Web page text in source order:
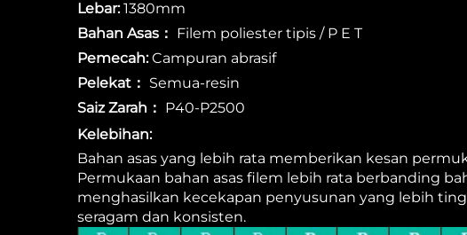
Lebar:1380mm
Bahan Asas： Filem poliester tipis / P E T
Pemecah:Campuran abrasif
Pelekat： Semua-resin
Saiz Zarah： P40-P2500
Kelebihan:
Bahan asas yang lebih rata memberikan kesan
Permukaan bahan asas filem lebih rata berbanding
menghasilkan kecekapan penyusunan yang lebih
seragam dan konsisten.